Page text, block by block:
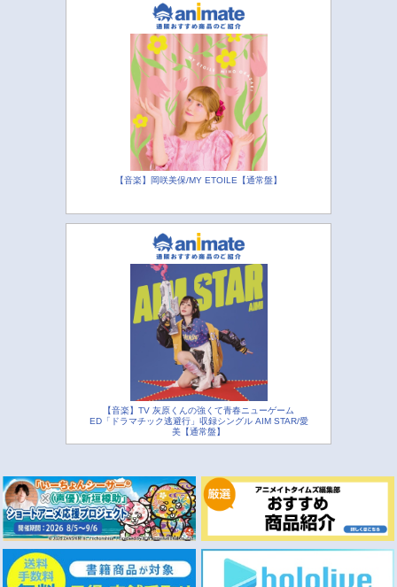
【音楽】岡咲美保/MY ETOILE【通常盤】
【音楽】TV 灰原くんの強くて青春ニューゲーム
ED「ドラマチック逃避行」収録シングル AIM STAR/愛
美【通常盤】